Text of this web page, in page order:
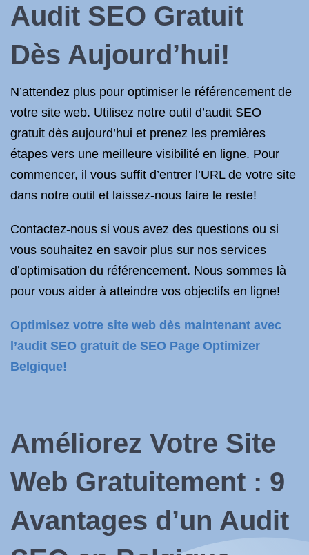
Audit SEO Gratuit
Dès Aujourd’hui!
N’attendez plus pour optimiser le référencement de
votre site web. Utilisez notre outil d’audit SEO
gratuit dès aujourd’hui et prenez les premières
étapes vers une meilleure visibilité en ligne. Pour
commencer, il vous suffit d’entrer l’URL de votre site
dans notre outil et laissez-nous faire le reste!
Contactez-nous si vous avez des questions ou si
vous souhaitez en savoir plus sur nos services
d’optimisation du référencement. Nous sommes là
pour vous aider à atteindre vos objectifs en ligne!
Optimisez votre site web dès maintenant avec
l’audit SEO gratuit de SEO Page Optimizer
Belgique!
Améliorez Votre Site
Web Gratuitement : 9
Avantages d’un Audit